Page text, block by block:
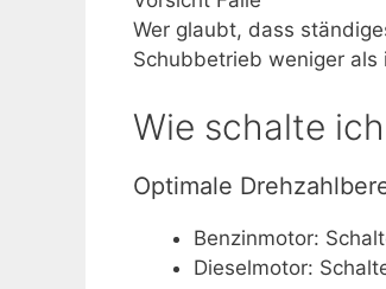
Wer glaubt, dass
Schubbetrieb weniger als
Wie schalte
Optimale
Benzinmotor:
Dieselmotor: